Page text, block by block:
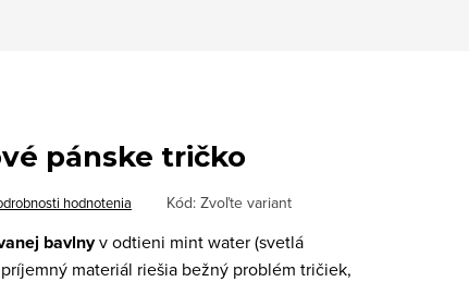
pánske tričko
hodnotenia Kód: Zvoľte variant
bavlnyv odtieni mint water (svetlá
materiál riešia bežný problém tričiek,